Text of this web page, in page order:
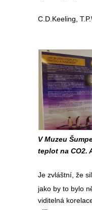
C.D.Keeling,
V Muzeu
teplot na CO2.
Je zvláštní, že
jako by to bylo
viditelná